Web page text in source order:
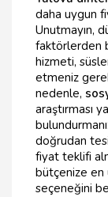
daha uygun
Unutmayın,
faktörlerden
hizmeti,
etmeniz
nedenle,
araştırması
doğrudan
fiyat teklifi
bütçenize en
seçeneğini